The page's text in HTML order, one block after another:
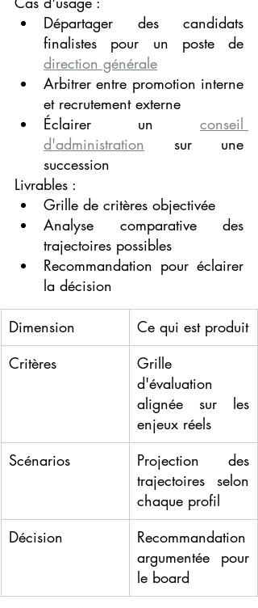
Départager des candidats
direction générale
Arbitrer entre promotion interne
et recrutement externe
Éclairer un conseil
d'administration sur une
succession
Livrables :
Grille de critères objectivée
Analyse comparative des
trajectoires possibles
Recommandation pour éclairer
la décision
Dimension
Ce qui est produit
Critères
Grille
d'évaluation
alignée sur les
enjeux réels
Scénarios
Projection des
trajectoires selon
chaque profil
Décision
Recommandation
argumentée pour
le board